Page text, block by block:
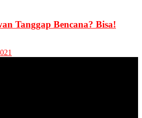
Tanggap Bencana? Bisa!